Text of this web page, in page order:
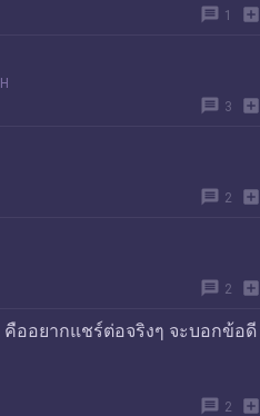
message 1 add_box
message 3 add_box
message 2 add_box
message 2 add_box
ออยากแชร์ต่อจริงๆ จะบอกข้อดี
message 2 add_box